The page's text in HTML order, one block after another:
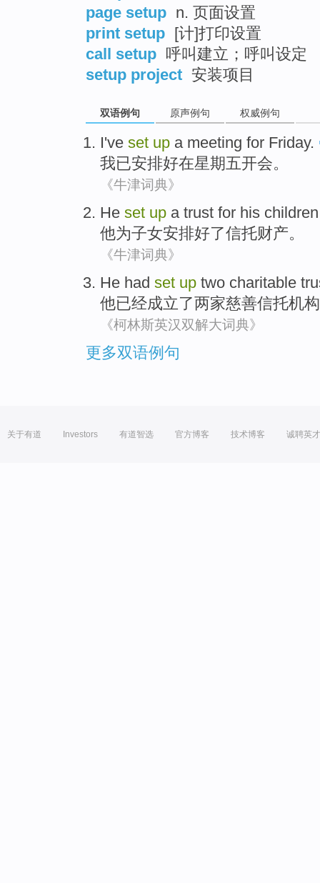
page setup n. 页面设置
print setup
[计]打印设置
call setup 呼叫建立；呼叫设定
setup project 安装项目
双语例句 原声例句 权威例句
I've set up a meeting for Friday.
我已安排好在星期五开会。
《牛津词典》
He set up a trust for his children
他为子女安排好了信托财产。
《牛津词典》
He had set up two charitable
他已经成立了两家慈善信托机构
《柯林斯英汉双解大词典》
更多双语例句
关于有道 Investors 有道智选 官方博客 技术博客 诚聘英才